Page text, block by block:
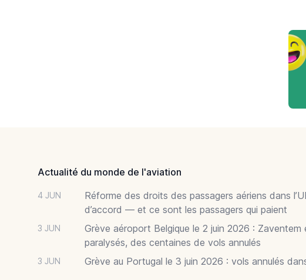
Actualité du monde de l'aviation
4 JUN
Réforme des droits des passagers aériens dans
d’accord — et ce sont les passagers qui paient
3 JUN
Grève aéroport Belgique le 2 juin 2026 : Zaventem
paralysés, des centaines de vols annulés
3 JUN Grève au Portugal le 3 juin 2026 : vols annulés